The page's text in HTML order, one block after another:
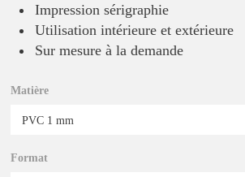
Impression sérigraphie
Utilisation intérieure et extérieure
Sur mesure à la demande
Matière
Format